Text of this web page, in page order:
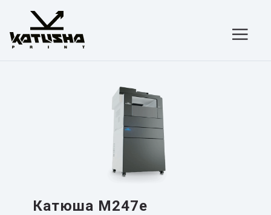
content
Катюша М247е